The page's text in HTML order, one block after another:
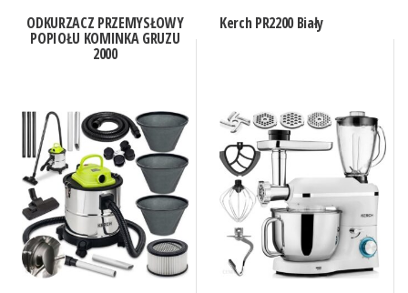
ODKURZACZ PRZEMYSŁOWY
POPIOŁU KOMINKA GRUZU
2000
Kerch PR2200 Biały